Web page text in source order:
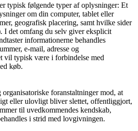
typisk følgende typer af oplysninger: Et
om din computer, tablet eller
geografisk placering, samt hvilke sider
I det omfang du selv giver eksplicit
informationerne behandles
e-mail, adresse og
vil typisk være i forbindelse med
køb.
foranstaltninger mod, at
eller ulovligt bliver slettet, offentliggjort,
til uvedkommendes kendskab,
i strid med lovgivningen.